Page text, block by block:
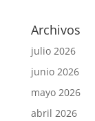
Archivos
julio 2026
junio 2026
mayo 2026
abril 2026